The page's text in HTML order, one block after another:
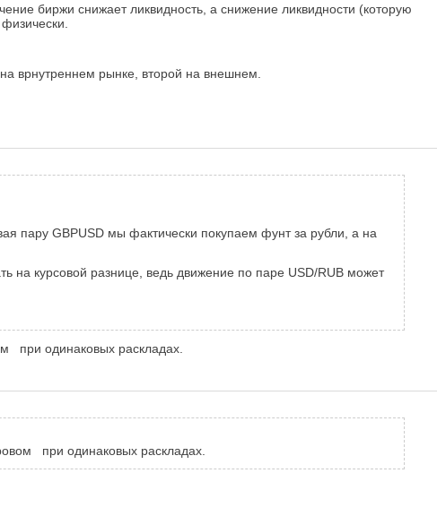
биржи снижает ликвидность, а снижение ликвидности (которую
врнутреннем рынке, второй на внешнем.
пару GBPUSD мы фактически покупаем фунт за рубли, а на
курсовой разнице, ведь движение по паре USD/RUB может
при одинаковых раскладах.
при одинаковых раскладах.